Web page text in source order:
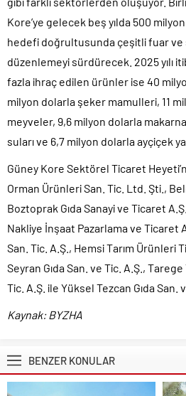
Kore’ye gelecek beş yılda 500
hedefi doğrultusunda çeşitli fuar
düzenlemeyi sürdürecek. 2025 yılı
fazla ihraç edilen ürünler ise 40
milyon dolarla şeker mamulleri, 11
meyveler, 9,6 milyon dolarla
suları ve 6,7 milyon dolarla ayçiçek
Güney Kore Sektörel Ticaret
Orman Ürünleri San. Tic. Ltd. Şti.,
Boztoprak Gıda Sanayi ve Ticaret
Nakliye İnşaat Pazarlama ve Ticaret
San. Tic. A.Ş., Hemsi Tarım Ürünleri
Seyran Gıda San. ve Tic. A.Ş.,
Tic. A.Ş. ile Yüksel Tezcan Gıda San.
Kaynak: BYZHA
BENZER KONULAR